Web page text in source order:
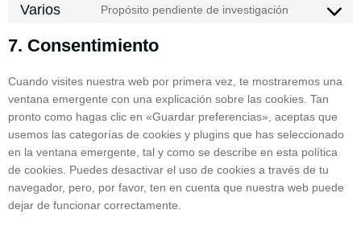
Varios Propósito pendiente de investigación
7. Consentimiento
Cuando visites nuestra web por primera vez, te mostraremos una
ventana emergente con una explicación sobre las cookies. Tan
pronto como hagas clic en «Guardar preferencias», aceptas que
usemos las categorías de cookies y plugins que has seleccionado
en la ventana emergente, tal y como se describe en esta política
de cookies. Puedes desactivar el uso de cookies a través de tu
navegador, pero, por favor, ten en cuenta que nuestra web puede
dejar de funcionar correctamente.